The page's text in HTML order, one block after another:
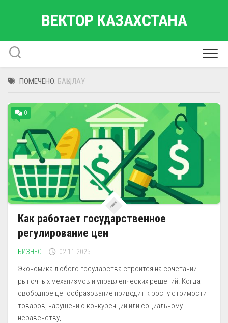
ВЕКТОР КАЗАХСТАНА
ПОМЕЧЕНО: БАҚЫЛАУ
0
Как работает государственное
регулирование цен
БИЗНЕС 02.11.2025
Экономика любого государства строится на сочетании
рыночных механизмов и управленческих решений. Когда
свободное ценообразование приводит к росту стоимости
товаров, нарушению конкуренции или социальному
неравенству,...